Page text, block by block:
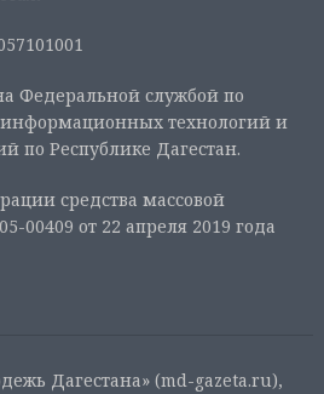
Федеральной службой по
информационных технологий и
по Республике Дагестан.
средства массовой
от 22 апреля 2019 года
Дагестана» (md-gazeta.ru),